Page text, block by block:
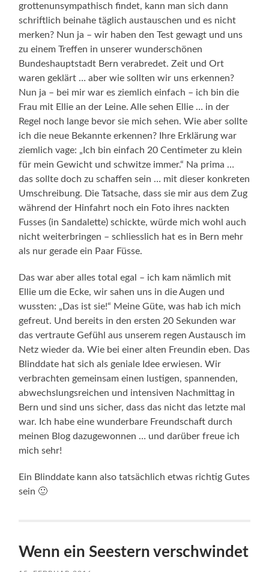
grottenunsympathisch findet, kann man sich dann
schriftlich beinahe täglich austauschen und es nicht
merken? Nun ja – wir haben den Test gewagt und uns
zu einem Treffen in unserer wunderschönen
Bundeshauptstadt Bern verabredet. Zeit und Ort
waren geklärt … aber wie sollten wir uns erkennen?
Nun ja – bei mir war es ziemlich einfach – ich bin die
Frau mit Ellie an der Leine. Alle sehen Ellie … in der
Regel noch lange bevor sie mich sehen. Wie aber sollte
ich die neue Bekannte erkennen? Ihre Erklärung war
ziemlich vage: „Ich bin einfach 20 Centimeter zu klein
für mein Gewicht und schwitze immer.“ Na prima …
das sollte doch zu schaffen sein … mit dieser konkreten
Umschreibung. Die Tatsache, dass sie mir aus dem Zug
während der Hinfahrt noch ein Foto ihres nackten
Fusses (in Sandalette) schickte, würde mich wohl auch
nicht weiterbringen – schliesslich hat es in Bern mehr
als nur gerade ein Paar Füsse.
Das war aber alles total egal – ich kam nämlich mit
Ellie um die Ecke, wir sahen uns in die Augen und
wussten: „Das ist sie!“ Meine Güte, was hab ich mich
gefreut. Und bereits in den ersten 20 Sekunden war
das vertraute Gefühl aus unserem regen Austausch im
Netz wieder da. Wie bei einer alten Freundin eben. Das
Blinddate hat sich als geniale Idee erwiesen. Wir
verbrachten gemeinsam einen lustigen, spannenden,
abwechslungsreichen und intensiven Nachmittag in
Bern und sind uns sicher, dass das nicht das letzte mal
war. Ich habe eine wunderbare Freundschaft durch
meinen Blog dazugewonnen … und darüber freue ich
mich sehr!
Ein Blinddate kann also tatsächlich etwas richtig Gutes
sein 🙂
Wenn ein Seestern verschwindet